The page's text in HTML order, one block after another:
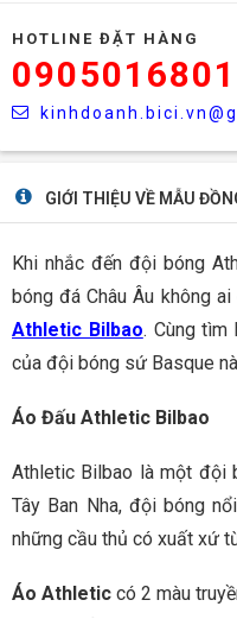
HOTLINE ĐẶT HÀNG
0905016801
GIỚI THIỆU VỀ MẪU
Khi nhắc đến đội bóng
bóng đá Châu Âu không
Athletic Bilbao. Cùng tìm
của đội bóng sứ Basque
Áo Đấu Athletic Bilbao
Athletic Bilbao là một đội
Tây Ban Nha, đội bóng
những cầu thủ có xuất xứ
Áo Athleticcó 2 màu